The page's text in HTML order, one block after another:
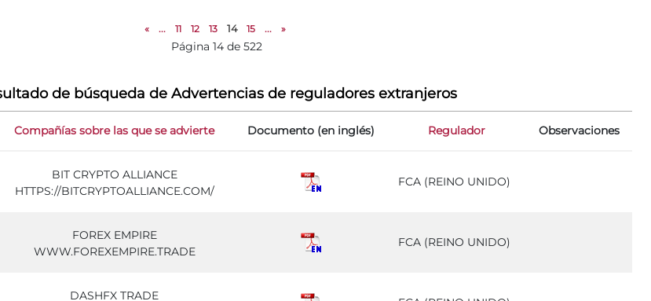
« ... 11 12 13 14 15 ... »
Página 14 de 522
de búsqueda de Advertencias de reguladores extranjeros
Compañías sobre las que se advierte Documento (en inglés) Regulador Observaciones
BIT CRYPTO ALLIANCE
HTTPS://BITCRYPTOALLIANCE.COM/
FCA (REINO UNIDO)
FOREX EMPIRE
WWW.FOREXEMPIRE.TRADE
FCA (REINO UNIDO)
DASHFX TRADE